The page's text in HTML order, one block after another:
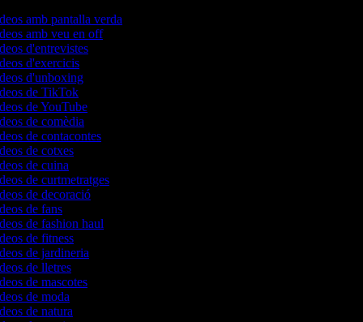
amb pantalla verda
amb veu en off
d'entrevistes
d'exercicis
d'unboxing
de TikTok
de YouTube
de comèdia
de contacontes
de cotxes
de cuina
de curtmetratges
de decoració
de fans
de fashion haul
de fitness
de jardineria
de lletres
de mascotes
de moda
de natura